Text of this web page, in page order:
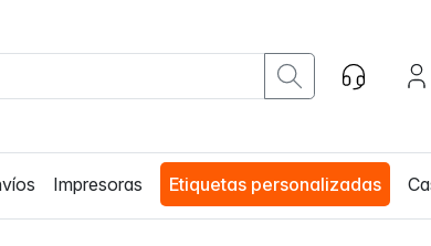
Impresoras Etiquetas personalizadas